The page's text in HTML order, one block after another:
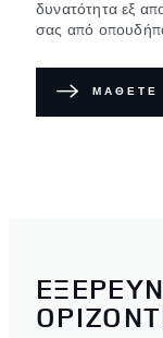
δυνατότητα εξ
σας από
ΜΑΘΕΤΕ